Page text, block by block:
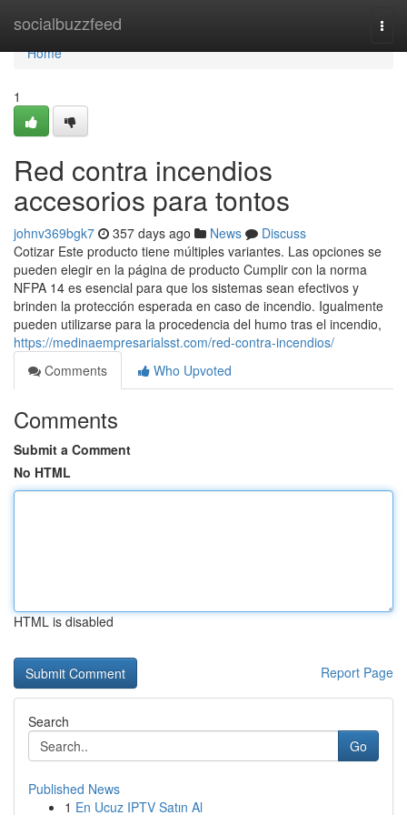
socialbuzzfeed
Home
Home
1
Red contra incendios
accesorios para tontos
johnv369bgk7 357 days ago News
Discuss
Cotizar Este producto tiene múltiples variantes. Las opciones se
pueden elegir en la página de producto Cumplir con la norma
NFPA 14 es esencial para que los sistemas sean efectivos y
brinden la protección esperada en caso de incendio. Igualmente
pueden utilizarse para la procedencia del humo tras el incendio,
https://medinaempresarialsst.com/red-contra-incendios/
Comments
Who Upvoted
Comments
Submit a Comment
No HTML
HTML is disabled
Report Page
Search
Go
Published News
1 En Ucuz IPTV Satın Al